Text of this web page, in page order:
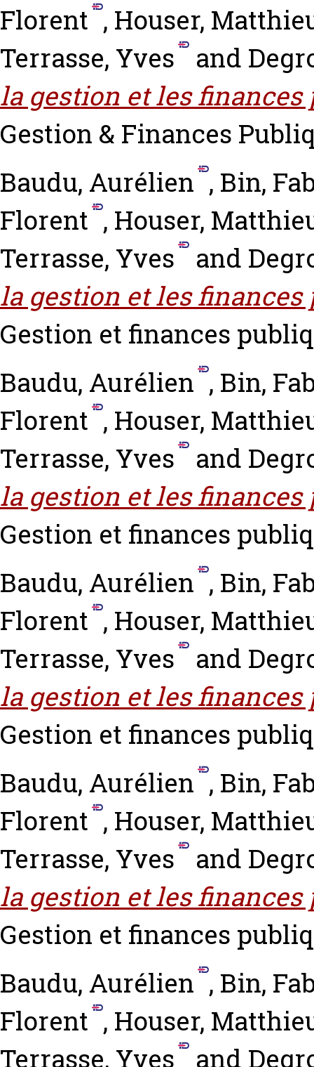
Florent , Houser,
Terrasse, Yves
and
la gestion et les finances
Gestion & Finances
Baudu, Aurélien , Bin,
Florent , Houser,
Terrasse, Yves
and
la gestion et les
Gestion et finances
Baudu, Aurélien , Bin,
Florent , Houser,
Terrasse, Yves
and
la gestion et les finances
Gestion et finances
Baudu, Aurélien , Bin,
Florent , Houser,
Terrasse, Yves
and
la gestion et les finances
Gestion et finances
Baudu, Aurélien , Bin,
Florent , Houser,
Terrasse, Yves
and
la gestion et les finances
Gestion et finances
Baudu, Aurélien , Bin,
Florent , Houser,
Terrasse, Yves
and